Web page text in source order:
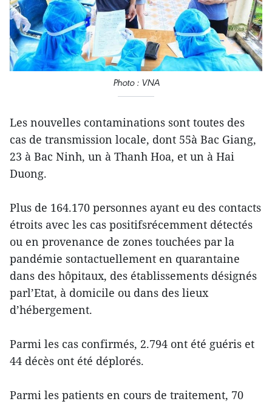
Photo : VNA
Les nouvelles contaminations sont toutes des
cas de transmission locale, dont 55à Bac Giang,
23 à Bac Ninh, un à Thanh Hoa, et un à Hai
Duong.
Plus de 164.170 personnes ayant eu des contacts
étroits avec les cas positifsrécemment détectés
ou en provenance de zones touchées par la
pandémie sontactuellement en quarantaine
dans des hôpitaux, des établissements désignés
parl’Etat, à domicile ou dans des lieux
d’hébergement.
Parmi les cas confirmés, 2.794 ont été guéris et
44 décès ont été déplorés.
Parmi les patients en cours de traitement, 70